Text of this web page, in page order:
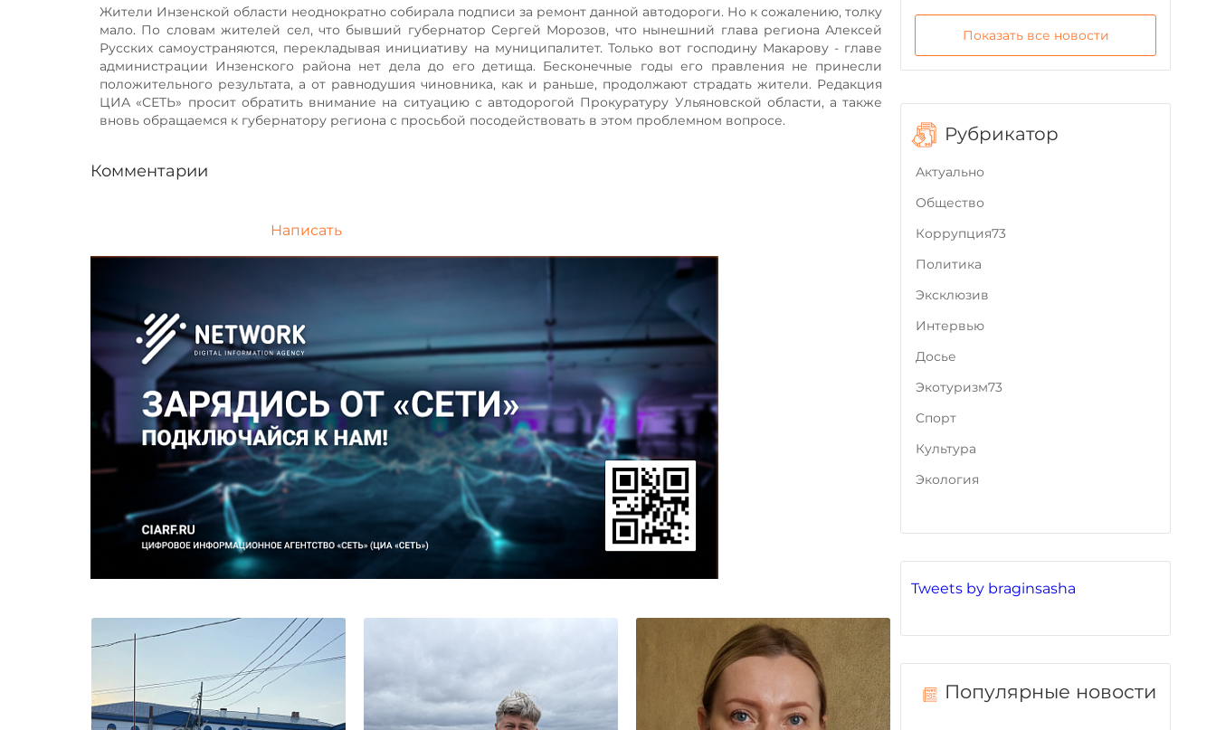
Жители Инзенской области неоднократно собирала подписи за ремонт данной автодороги. Но к сожалению, толку
мало. По словам жителей сел, что бывший губернатор Сергей Морозов, что нынешний глава региона Алексей
Русских самоустраняются, перекладывая инициативу на муниципалитет. Только вот господину Макарову - главе
администрации Инзенского района нет дела до его детища. Бесконечные годы его правления не принесли
положительного результата, а от равнодушия чиновника, как и раньше, продолжают страдать жители. Редакция
ЦИА «СЕТЬ» просит обратить внимание на ситуацию с автодорогой Прокуратуру Ульяновской области, а также
вновь обращаемся к губернатору региона с просьбой посодействовать в этом проблемном вопросе.
Комментарии
Написать
Tweets by braginsasha
Популярные новости
Показать все новости
Рубрикатор
Актуально
Общество
Коррупция73
Политика
Эксклюзив
Интервью
Досье
Экотуризм73
Cпорт
Культура
Экология